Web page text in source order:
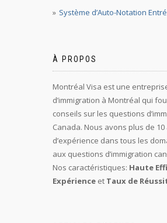
Système d’Auto-Notation
À PROPOS
Montréal Visa est une
d’immigration à Montréal qui
conseils sur les questions
Canada. Nous avons plus de 10
d’expérience dans tous les
aux questions d’immigration
Nos caractéristiques: Haute
Expérienceet Taux de